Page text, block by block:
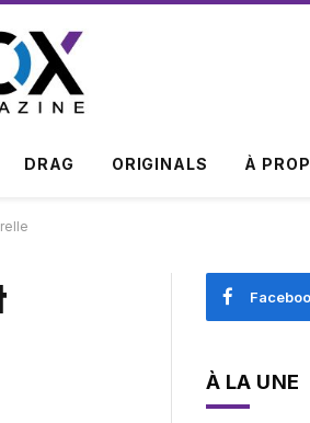
DRAG ORIGINALS À
À LA UNE